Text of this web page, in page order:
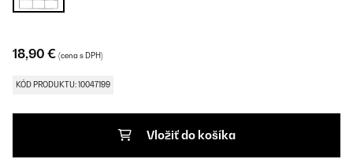
18,90 € (cena s DPH)
KÓD PRODUKTU: 10047199
Vložiť do košíka